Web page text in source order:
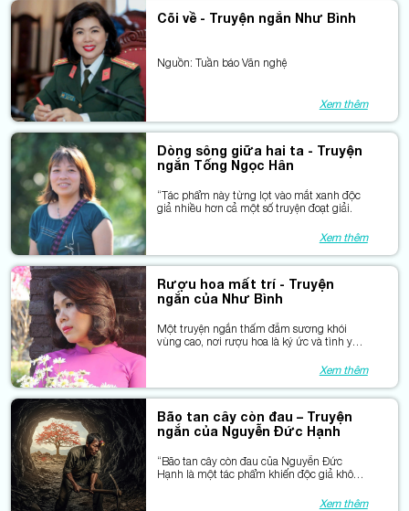
Cõi về - Truyện ngắn Như Bình
Nguồn: Tuần báo Văn nghệ
Xem thêm
Dòng sông giữa hai ta - Truyện
ngắn Tống Ngọc Hân
“Tác phẩm này từng lọt vào mắt xanh độc
giả nhiều hơn cả một số truyện đoạt giải.
Xem thêm
Rượu hoa mất trí - Truyện
ngắn của Như Bình
Một truyện ngắn thấm đẫm sương khói
vùng cao, nơi rượu hoa là ký ức và tình yêu
khói, nhưng để lại dư âm không dễ quên.
Xem thêm
Bão tan cây còn đau – Truyện
ngắn của Nguyễn Đức Hạnh
“Bão tan cây còn đau của Nguyễn Đức
Hạnh là một tác phẩm khiến độc giả không
Xem thêm